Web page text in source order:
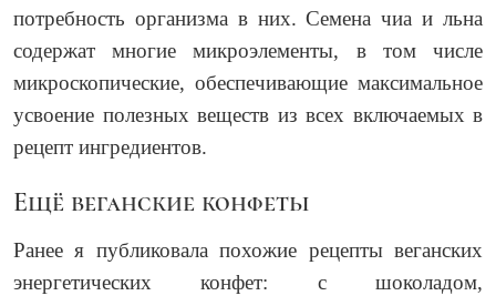
потребность организма в них. Семена чиа и льна
содержат многие микроэлементы, в том числе
микроскопические, обеспечивающие максимальное
усвоение полезных веществ из всех включаемых в
рецепт ингредиентов.
Ещё веганские конфеты
Ранее я публиковала похожие рецепты веганских
энергетических конфет: с шоколадом,